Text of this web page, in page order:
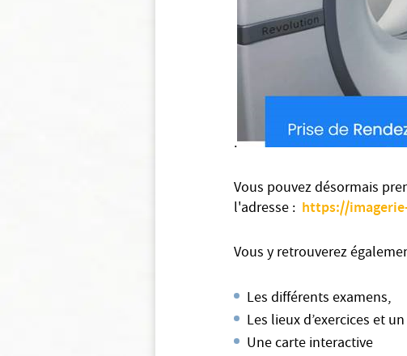
.
Vous pouvez désormais
l'adresse : https://
Vous y retrouverez
Les différents examens,
Les lieux d’exercices et
Une carte interactive